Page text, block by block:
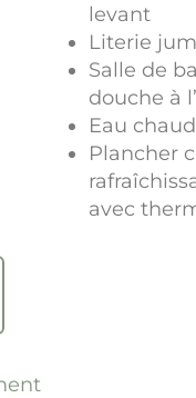
levant
Literie
Salle de
douche à
Eau
Plancher
avec